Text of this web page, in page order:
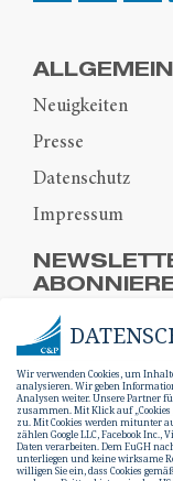
ALLGEMEIN
Neuigkeiten
Presse
Datenschutz
Impressum
Wir verwenden Cookies, um
analysieren. Wir geben
Analysen weiter. Unsere Partner
zusammen. Mit Klick auf
zu. Mit Cookies werden mitunter
zählen Google LLC, Facebook Inc.,
Daten verarbeiten. Dem EuGH
unterliegen und keine wirksame
willigen Sie ein, dass Cookies